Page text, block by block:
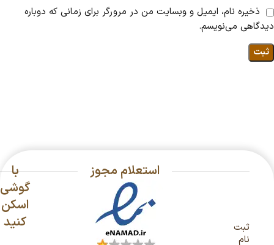
ذخیره نام، ایمیل و وبسایت من در مرورگر برای زمانی که دوباره
دیدگاهی می‌نویسم.
ثبت
نام
استعلام مجوز
با
گوشی
اسکن
کنید